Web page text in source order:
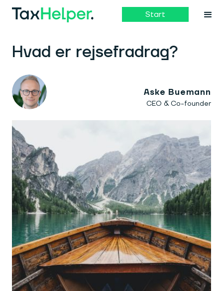
Start
Hvad er rejsefradrag?
Aske Buemann
CEO & Co-founder